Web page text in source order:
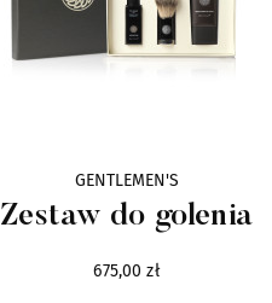
GENTLEMEN'S
Zestaw do golenia
675,00 zł